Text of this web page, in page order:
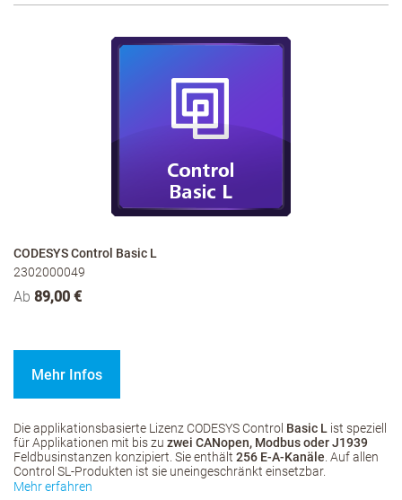
CODESYS Control Basic L
2302000049
Ab 89,00 €
Mehr Infos
Die applikationsbasierte Lizenz CODESYS Control Basic L ist speziell
für Applikationen mit bis zu zwei CANopen, Modbus oder J1939
Feldbusinstanzen konzipiert. Sie enthält 256 E-A-Kanäle . Auf allen
Control SL-Produkten ist sie uneingeschränkt einsetzbar.
Mehr erfahren